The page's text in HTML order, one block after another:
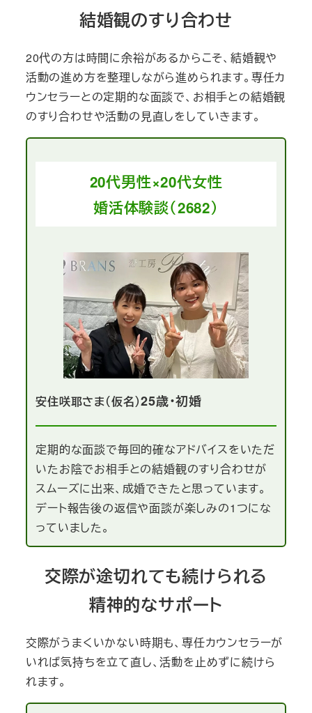
結婚観のすり合わせ
20代の方は時間に余裕があるからこそ、結婚観や
活動の進め方を整理しながら進められます。専任カ
ウンセラーとの定期的な面談で、お相手との結婚観
のすり合わせや活動の見直しをしていきます。
20代男性×20代女性
婚活体験談（2682）
安住咲耶さま（仮名）25歳・初婚
定期的な面談で毎回的確なアドバイスをいただ
いたお陰でお相手との結婚観のすり合わせが
スムーズに出来、成婚できたと思っています。
デート報告後の返信や面談が楽しみの1つにな
っていました。
交際が途切れても続けられる
精神的なサポート
交際がうまくいかない時期も、専任カウンセラーが
いれば気持ちを立て直し、活動を止めずに続けら
れます。